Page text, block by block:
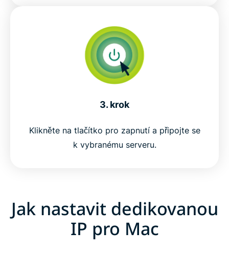
3. krok
Klikněte na tlačítko pro zapnutí a připojte se
k vybranému serveru.
Jak nastavit dedikovanou
IP pro Mac